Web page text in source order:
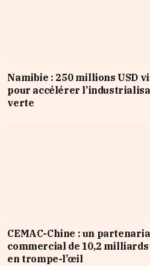
Namibie : 250 millions USD
pour accélérer
verte
CEMAC-Chine : un
commercial de 10,2 milliards
en trompe-l’œil